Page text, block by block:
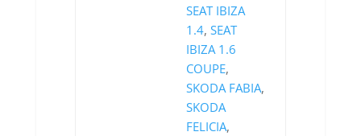
SEAT IBIZA
1.4, SEAT
IBIZA 1.6
COUPE,
SKODA FABIA,
SKODA
FELICIA,